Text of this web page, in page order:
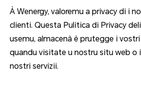
À Wenergy, valoremu a privacy di i
clienti. Questa Pulitica di Privacy
usemu, almacenà è prutegge i
quandu visitate u nostru situ web o
nostri servizii.